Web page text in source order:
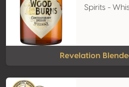
Spirits -
Revelation